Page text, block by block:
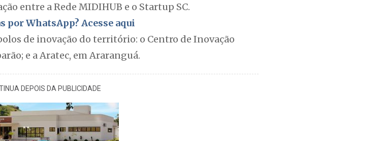
entre a Rede MIDIHUB e o Startup SC.
WhatsApp? Acesse aqui
de inovação do território: o Centro de Inovação
e a Aratec, em Araranguá.
DEPOIS DA PUBLICIDADE